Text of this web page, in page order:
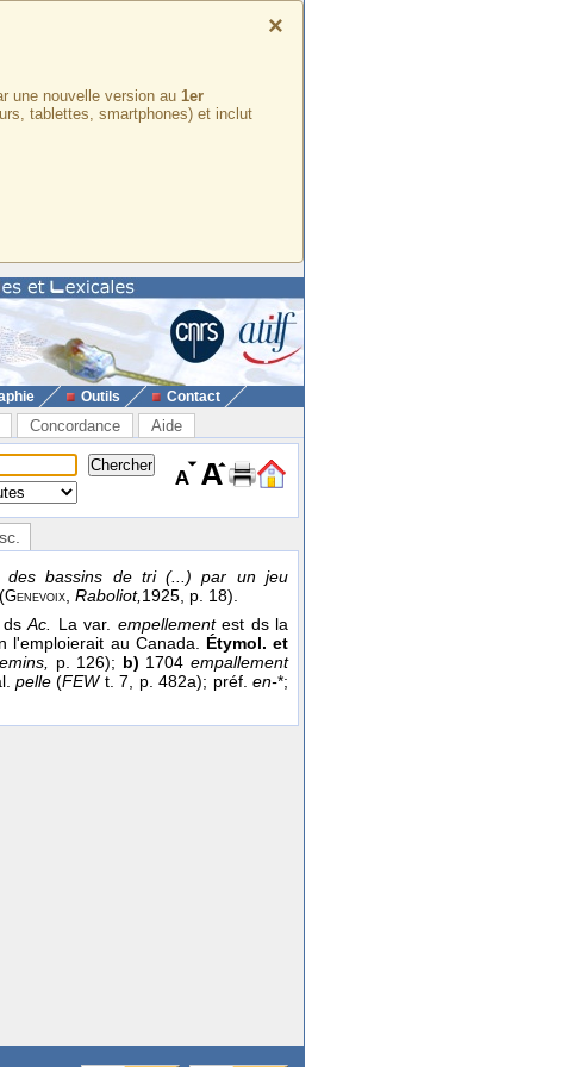
×
une nouvelle version au 1er
tablettes, smartphones) et inclut
Outils Contact
Concordance Aide
des bassins de tri (...) par un jeu
(Genevoix, Raboliot,1925, p. 18).
dsAc. La var. empellementest ds la
l'emploierait au Canada. Étymol. et
p. 126); b) 1704empallement
pelle(FEWt. 7, p. 482a); préf.en-*;